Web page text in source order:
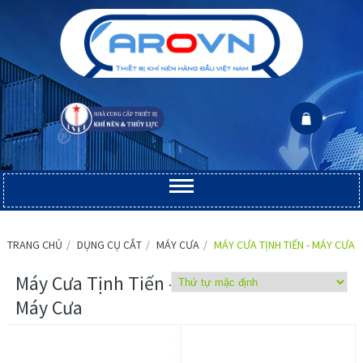
TRANG CHỦ DỤNG CỤ CẮT MÁY CƯA MÁY CƯA TỊNH TIẾN - MÁY CƯA
Máy Cưa Tịnh Tiến -
Máy Cưa